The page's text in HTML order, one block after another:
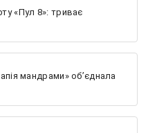
«Пул 8»: триває
мандрами» об’єднала